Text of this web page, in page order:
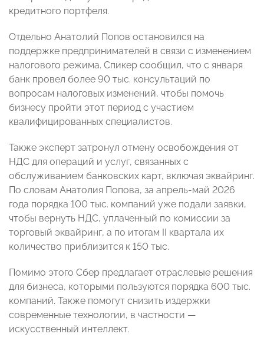
кредитного портфеля.
Отдельно Анатолий Попов остановился на
поддержке предпринимателей в связи с изменением
налогового режима. Спикер сообщил, что с января
банк провел более 90 тыс. консультаций по
вопросам налоговых изменений, чтобы помочь
бизнесу пройти этот период с участием
квалифицированных специалистов.
Также эксперт затронул отмену освобождения от
НДС для операций и услуг, связанных с
обслуживанием банковских карт, включая эквайринг.
По словам Анатолия Попова, за апрель-май 2026
года порядка 100 тыс. компаний уже подали заявки,
чтобы вернуть НДС, уплаченный по комиссии за
торговый эквайринг, а по итогам II квартала их
количество приблизится к 150 тыс.
Помимо этого Сбер предлагает отраслевые решения
для бизнеса, которыми пользуются порядка 600 тыс.
компаний. Также помогут снизить издержки
современные технологии, в частности —
искусственный интеллект.